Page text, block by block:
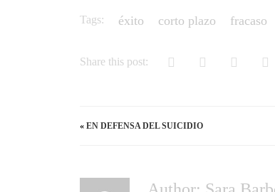
Tags: éxito corto plazo fracaso
Share this post:
« EN DEFENSA DEL SUICIDIO